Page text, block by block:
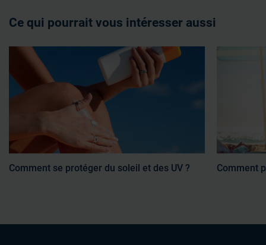
Ce qui pourrait vous intéresser aussi
Comment se protéger du soleil et des UV ? Comment